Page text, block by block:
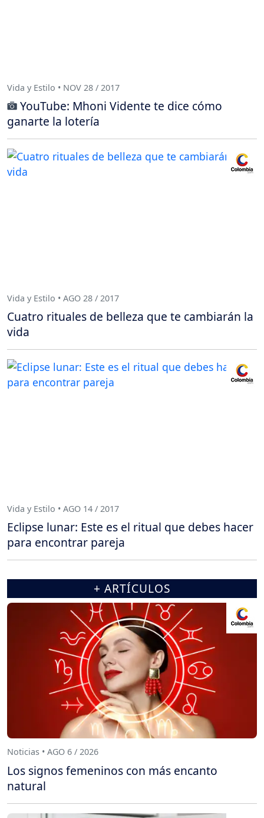
Vida y Estilo • NOV 28 / 2017
YouTube: Mhoni Vidente te dice cómo
ganarte la lotería
Vida y Estilo • AGO 28 / 2017
Cuatro rituales de belleza que te cambiarán la
vida
Vida y Estilo • AGO 14 / 2017
Eclipse lunar: Este es el ritual que debes hacer
para encontrar pareja
+ ARTÍCULOS
Noticias • AGO 6 / 2026
Los signos femeninos con más encanto
natural